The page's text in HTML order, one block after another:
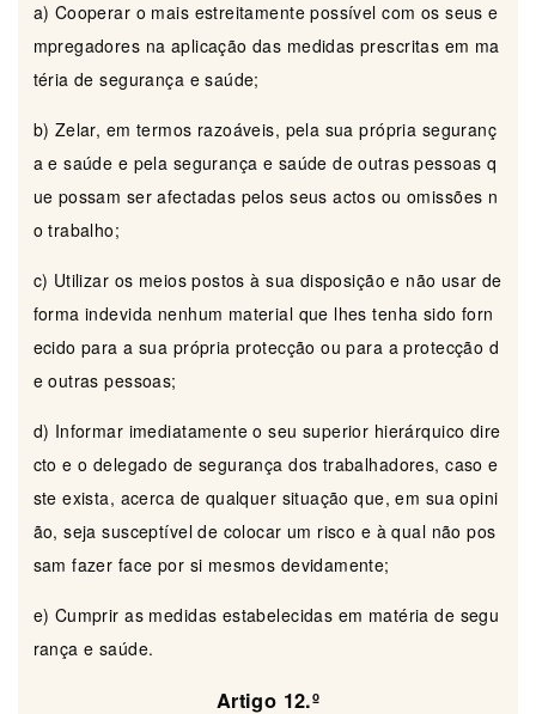
a) Cooperar o mais estreitamente possível com os seus e
mpregadores na aplicação das medidas prescritas em ma
téria de segurança e saúde;
b) Zelar, em termos razoáveis, pela sua própria seguranç
a e saúde e pela segurança e saúde de outras pessoas q
ue possam ser afectadas pelos seus actos ou omissões n
o trabalho;
c) Utilizar os meios postos à sua disposição e não usar de
forma indevida nenhum material que lhes tenha sido forn
ecido para a sua própria protecção ou para a protecção d
e outras pessoas;
d) Informar imediatamente o seu superior hierárquico dire
cto e o delegado de segurança dos trabalhadores, caso e
ste exista, acerca de qualquer situação que, em sua opini
ão, seja susceptível de colocar um risco e à qual não pos
sam fazer face por si mesmos devidamente;
e) Cumprir as medidas estabelecidas em matéria de segu
rança e saúde.
Artigo 12.º